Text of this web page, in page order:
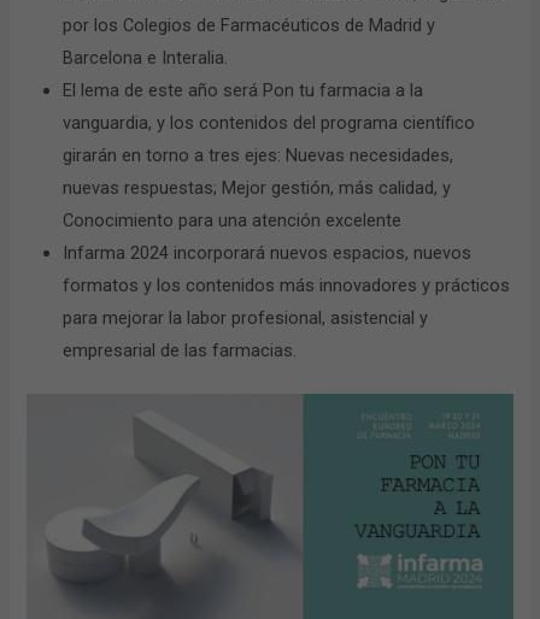
por los Colegios de Farmacéuticos de Madrid y
Barcelona e Interalia.
El lema de este año será Pon tu farmacia a la
vanguardia, y los contenidos del programa científico
girarán en torno a tres ejes: Nuevas necesidades,
nuevas respuestas; Mejor gestión, más calidad, y
Conocimiento para una atención excelente
Infarma 2024 incorporará nuevos espacios, nuevos
formatos y los contenidos más innovadores y prácticos
para mejorar la labor profesional, asistencial y
empresarial de las farmacias.